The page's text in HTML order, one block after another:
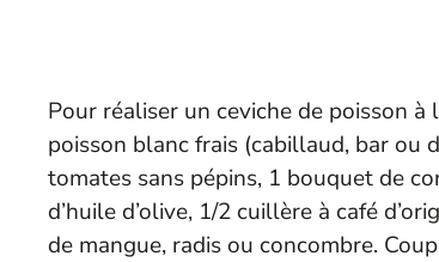
Pour réaliser un ceviche de poisson
poisson blanc frais (cabillaud, bar ou
tomates sans pépins, 1 bouquet de
d’huile d’olive, 1/2 cuillère à café
de mangue, radis ou concombre.